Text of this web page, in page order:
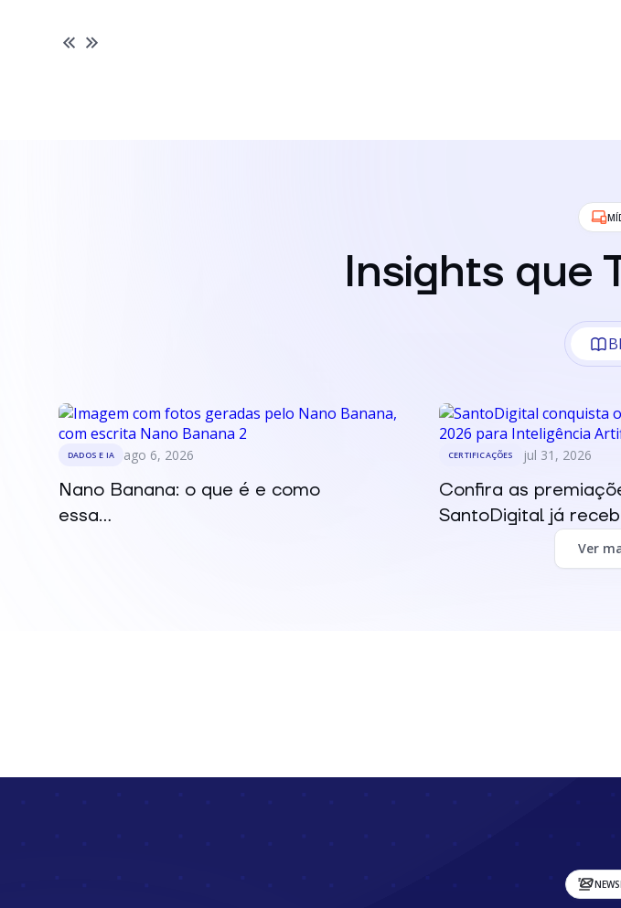
Insights que
DADOS E IA ago 6, 2026
Nano Banana: o que é e como
essa...
CERTIFICAÇÕES jul 31, 2026
Confira as
SantoDigital já
Ver